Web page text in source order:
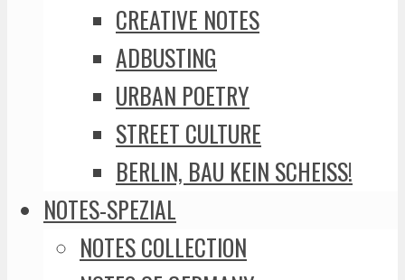
CREATIVE NOTES
ADBUSTING
URBAN POETRY
STREET CULTURE
BERLIN, BAU KEIN SCHEISS!
NOTES-SPEZIAL
NOTES COLLECTION